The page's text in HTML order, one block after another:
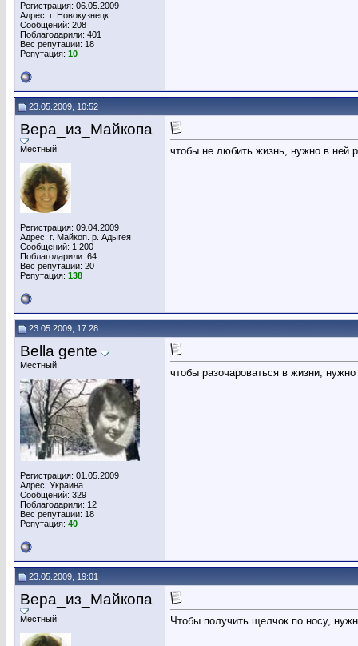
Регистрация: 06.05.2009
Адрес: г. Новокузнецк
Сообщений: 208
Поблагодарили: 401
Вес репутации: 18
Репутация: 10
23.05.2009, 10:52
Вера_из_Майкопа
Местный
Регистрация: 09.04.2009
Адрес: г. Майкоп. р. Адыгея
Сообщений: 1,200
Поблагодарили: 64
Вес репутации: 20
Репутация: 138
чтобы не любить жизнь, нужно в ней
23.05.2009, 17:28
Bella gente
Местный
Регистрация: 01.05.2009
Адрес: Украина
Сообщений: 329
Поблагодарили: 12
Вес репутации: 18
Репутация: 40
чтобы разочароваться в жизни,
23.05.2009, 19:01
Вера_из_Майкопа
Местный Чтобы получить щелчок по носу,